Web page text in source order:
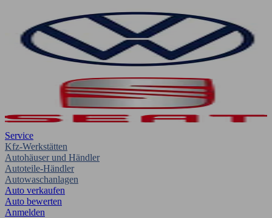
Service
Kfz-Werkstätten
Autohäuser und Händler
Autoteile-Händler
Autowaschanlagen
Auto verkaufen
Auto bewerten
Anmelden